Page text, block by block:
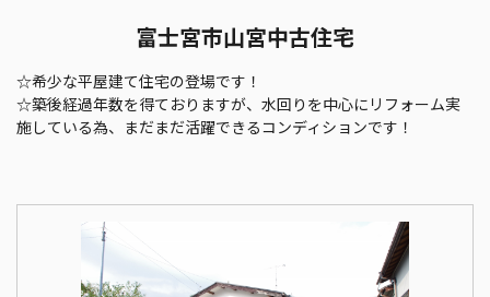
富士宮市山宮中古住宅
☆希少な平屋建て住宅の登場です！
☆築後経過年数を得ておりますが、水回りを中心にリフォーム実
施している為、まだまだ活躍できるコンディションです！